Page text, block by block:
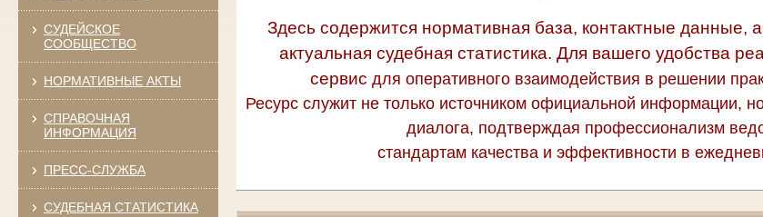
СУДЕЙСКОЕ
СООБЩЕСТВО
НОРМАТИВНЫЕ АКТЫ
СПРАВОЧНАЯ
ИНФОРМАЦИЯ
ПРЕСС-СЛУЖБА
СУДЕБНАЯ СТАТИСТИКА
Здесь содержится нормативная база, контактные данные,
актуальная судебная статистика. Для вашего удобства
сервис для оперативного взаимодействия в решении
Ресурс служит не только источником официальной информации,
диалога, подтверждая профессионализм
стандартам качества и эффективности в